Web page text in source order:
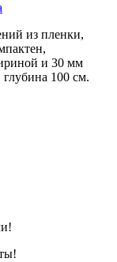
из пленки,
и 30 мм
100 см.